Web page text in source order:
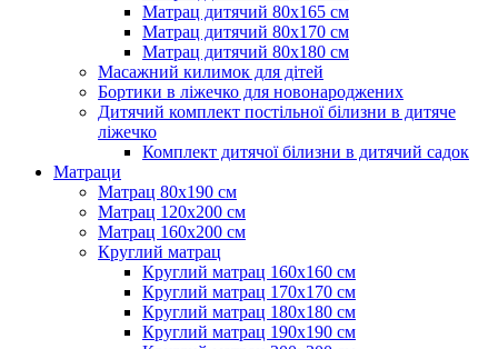
Матрац дитячий 80х165 см
Матрац дитячий 80х170 см
Матрац дитячий 80х180 см
Масажний килимок для дітей
Бортики в ліжечко для новонароджених
Дитячий комплект постільної білизни в дитяче
ліжечко
Комплект дитячої білизни в дитячий садок
Матраци
Матрац 80х190 см
Матрац 120х200 см
Матрац 160х200 см
Круглий матрац
Круглий матрац 160х160 см
Круглий матрац 170х170 см
Круглий матрац 180х180 см
Круглий матрац 190х190 см